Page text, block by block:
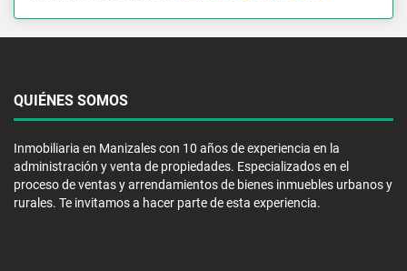
QUIÉNES SOMOS
Inmobiliaria en Manizales con 10 años de experiencia en la
administración y venta de propiedades. Especializados en el
proceso de ventas y arrendamientos de bienes inmuebles urbanos y
rurales. Te invitamos a hacer parte de esta experiencia.